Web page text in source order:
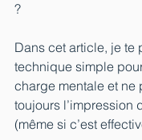
?
Dans cet article, je te
technique simple
charge mentale et ne
toujours l’impression
(même si c’est